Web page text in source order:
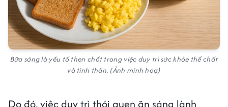
Bữa sáng là yếu tố then chốt trong việc duy trì sức khỏe thể chất
và tinh thần. (Ảnh minh hoạ)
Do đó, việc duy trì thói quen ăn sáng lành